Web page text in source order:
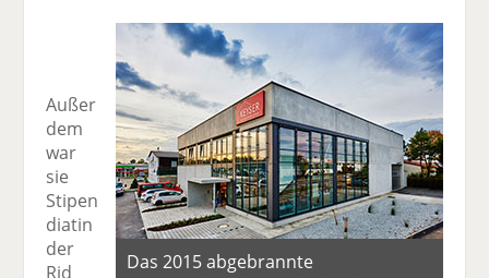
Das 2015 abgebrannte
Außer
dem
war
sie
Stipen
diatin
der
Rid